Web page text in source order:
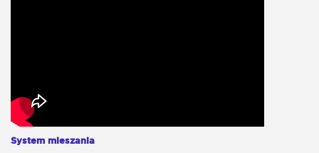
System mieszania